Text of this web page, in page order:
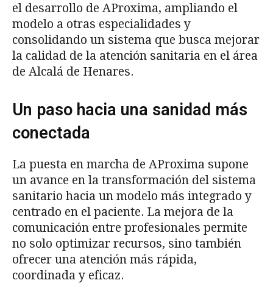
el desarrollo de AProxima, ampliando el
modelo a otras especialidades y
consolidando un sistema que busca mejorar
la calidad de la atención sanitaria en el área
de Alcalá de Henares.
Un paso hacia una sanidad más
conectada
La puesta en marcha de AProxima supone
un avance en la transformación del sistema
sanitario hacia un modelo más integrado y
centrado en el paciente. La mejora de la
comunicación entre profesionales permite
no solo optimizar recursos, sino también
ofrecer una atención más rápida,
coordinada y eficaz.